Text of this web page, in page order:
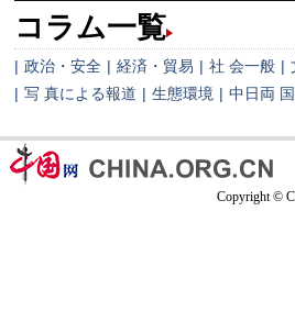
コラム一覧
| 政治・安全 | 経済・貿易 | 社 会一般 |
| 写 真による報道 | 生態環境 | 中日両 国